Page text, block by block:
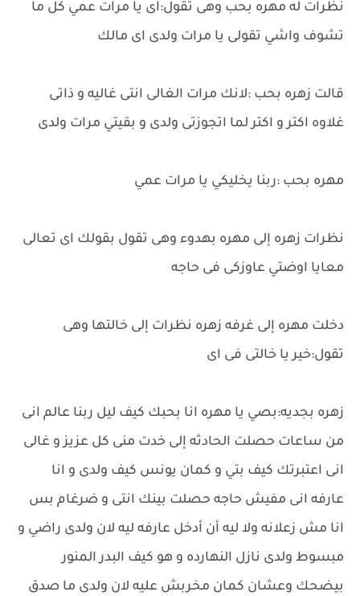
نظرات له مهره بحب وهى تقول:اى يا مرات عمي كل ما
تشوف واشي تقولى يا مرات ولدى اى مالك
قالت زهره بحب :لانك مرات الغالى انتى غاليه و ذاتى
غلاوه اكتر و اكتر لما اتجوزتى ولدى و بقيتي مرات ولدى
مهره بحب :ربنا يخليكي يا مرات عمي
نظرات زهره إلى مهره بهدوء وهى تقول بقولك اى تعالى
معايا اوضتي عاوزكى فى حاجه
دخلت مهره إلى غرفه زهره نظرات إلى خالتها وهى
تقول:خير يا خالتى فى اى
زهره بجديه:بصي يا مهره انا بحبك كيف ليل ربنا عالم انى
من ساعات حصلت الحادثه إلى خدت منى كل عزيز و غالى
انى اعتبرتك كيف بتي و كمان يونس كيف ولدى و انا
عارفه انى مفيش حاجه حصلت بينك انتى و ضرغام بس
انا مش زعلانه ولا ليه أن أدخل عارفه ليه لان ولدى راضي و
مبسوط ولدى نازل النهارده و هو كيف البدر المنور
بيضحك وعشان كمان مخربش عليه لان ولدى ما صدق